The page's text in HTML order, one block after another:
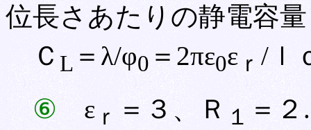
位長さあたりの静電容
ＣL＝λ/φ0 ＝2πε0ε ｒ/ｌ
⑥ ε ｒ ＝３、Ｒ １ ＝２